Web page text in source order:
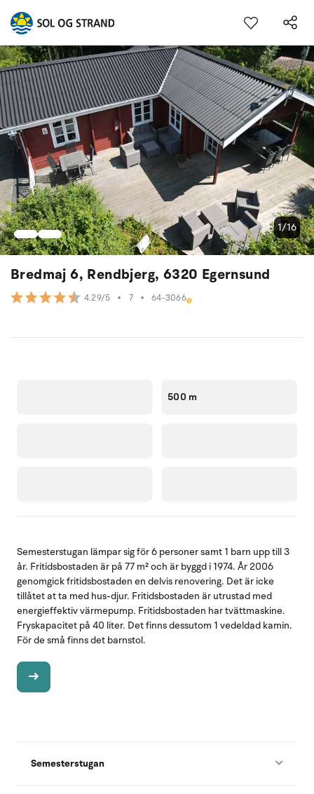
Bredmaj 6, Rendbjerg, 6320 Egernsund
4.29/5 • 7 • 64-3066
1/16
500 m
Semesterstugan lämpar sig för 6 personer samt 1 barn upp till 3
år. Fritidsbostaden är på 77 m² och är byggd i 1974. År 2006
genomgick fritidsbostaden en delvis renovering. Det är icke
tillåtet at ta med hus-djur. Fritidsbostaden är utrustad med
energieffektiv värmepump. Fritidsbostaden har tvättmaskine.
Fryskapacitet på 40 liter. Det finns dessutom 1 vedeldad kamin.
För de små finns det barnstol.
Semesterstugan